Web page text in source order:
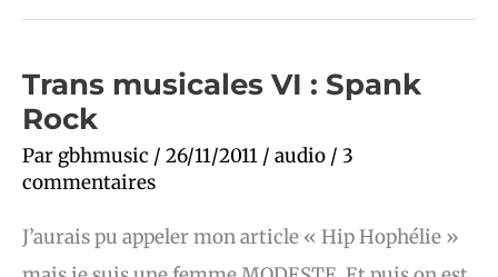
Trans musicales VI : Spank
Rock
Par gbhmusic / 26/11/2011 / audio / 3
commentaires
J’aurais pu appeler mon article « Hip Hophélie »
Trans
musicales
VI
:
Spank
Rock